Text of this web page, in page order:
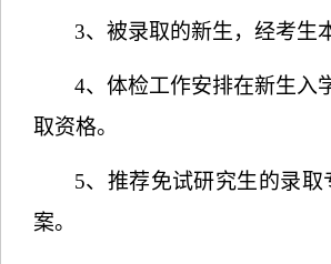
3、被录取的新生，经考生
4、体检工作安排在新生入
取资格。
5、推荐免试研究生的录
案。